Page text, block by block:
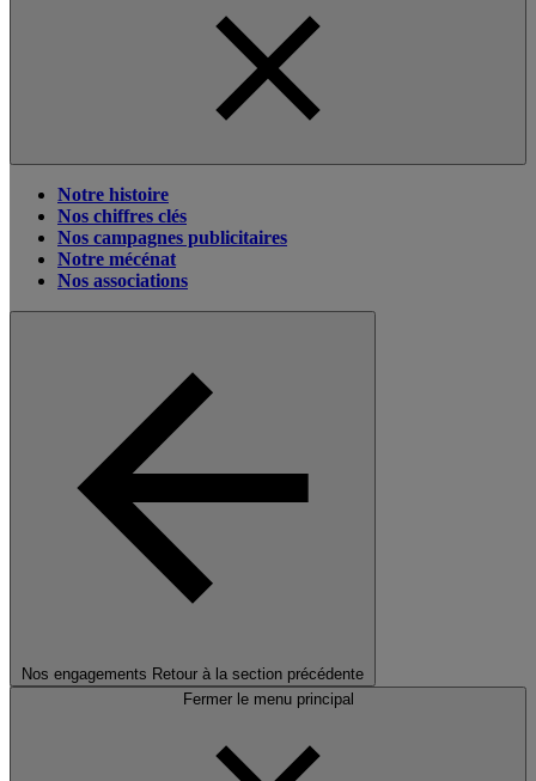
Notre histoire
Nos chiffres clés
Nos campagnes publicitaires
Notre mécénat
Nos associations
Nos engagements Retour à la section précédente
Fermer le menu principal